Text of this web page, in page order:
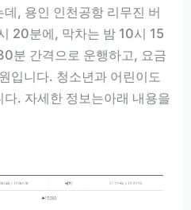
, 용인 인천공항 리무진 버
20분에, 막차는 밤 10시 15
분 간격으로 운행하고, 요금
입니다. 청소년과 어린이도
. 자세한 정보는아래 내용을